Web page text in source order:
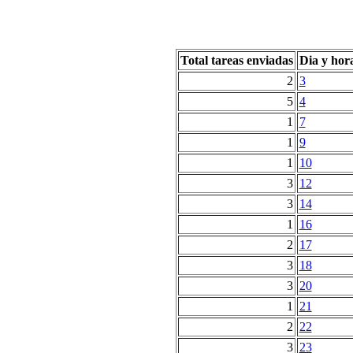
Total tareas enviadas Dia y
2 3
5 4
1
7
1
9
1
10
3 12
3 14
1
16
2 17
3 18
3 20
1
21
2 22
3 23